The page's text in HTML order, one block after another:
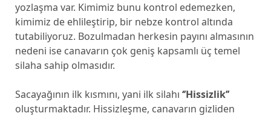
yozlaşma var. Kimimiz bunu kontrol edemezken,
kimimiz de ehlileştirip, bir nebze kontrol altında
tutabiliyoruz. Bozulmadan herkesin payını almasının
nedeni ise canavarın çok geniş kapsamlı üç temel
silaha sahip olmasıdır.
Sacayağının ilk kısmını, yani ilk silahı ‘’Hissizlik’’
oluşturmaktadır. Hissizleşme, canavarın gizliden